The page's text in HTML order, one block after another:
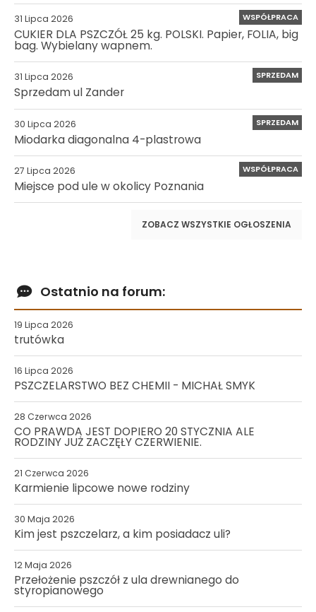
31 Lipca 2026 WSPÓŁPRACA
CUKIER DLA PSZCZÓŁ 25 kg. POLSKI. Papier, FOLIA, big
bag. Wybielany wapnem.
31 Lipca 2026 SPRZEDAM
Sprzedam ul Zander
30 Lipca 2026 SPRZEDAM
Miodarka diagonalna 4-plastrowa
27 Lipca 2026 WSPÓŁPRACA
Miejsce pod ule w okolicy Poznania
ZOBACZ WSZYSTKIE OGŁOSZENIA
Ostatnio na forum:
19 Lipca 2026
trutówka
16 Lipca 2026
PSZCZELARSTWO BEZ CHEMII - MICHAŁ SMYK
28 Czerwca 2026
CO PRAWDA JEST DOPIERO 20 STYCZNIA ALE
RODZINY JUŻ ZACZĘŁY CZERWIENIE.
21 Czerwca 2026
Karmienie lipcowe nowe rodziny
30 Maja 2026
Kim jest pszczelarz, a kim posiadacz uli?
12 Maja 2026
Przełożenie pszczół z ula drewnianego do
styropianowego